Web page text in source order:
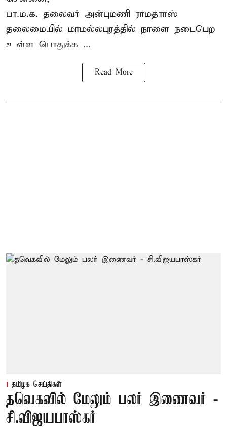
பா.ம.க. தலைவர் அன்புமணி ராமதாாஸ்
தலைமையில் மாமல்லபுரத்தில் நாளை நடைபெற
உள்ள பொதுக்க ...
Read More
தமிழக செய்திகள்
தவெகவில் மேலும் பலர் இணைவர் -
சி.விஜயபாஸ்கர்